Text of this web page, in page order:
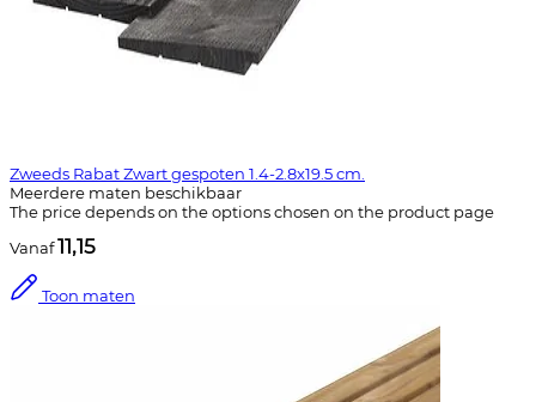
Zweeds Rabat Zwart gespoten 1.4-2.8x19.5 cm.
Meerdere maten beschikbaar
The price depends on the options chosen on the product page
Vanaf11,15
Toon maten